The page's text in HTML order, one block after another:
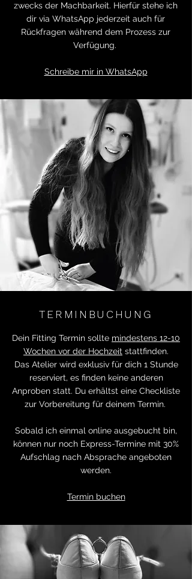
zwecks der Machbarkeit. Hierfür stehe ich
dir via WhatsApp jederzeit auch für
Rückfragen während dem Prozess zur
Verfügung.
Schreibe mir in WhatsApp
TERMINBUCHUNG
Dein Fitting Termin sollte mindestens 12-10
Wochen vor der Hochzeit stattfinden.
Das Atelier wird exklusiv für dich 1 Stunde
reserviert, es finden keine anderen
Anproben statt. Du erhältst eine Checkliste
zur Vorbereitung für deinem Termin.
Sobald ich einmal online ausgebucht bin,
können nur noch Express-Termine mit 30%
Aufschlag nach Absprache angeboten
werden.
Termin buchen